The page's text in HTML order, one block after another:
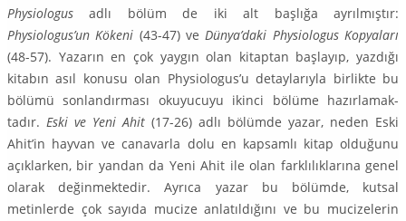
Physiologus adlı bölüm de iki alt başlığa ayrılmıştır:
Physiologus’un Kökeni (43-47) veDünya’daki Physiologus Kopyaları
(48-57). Yazarın en çok yaygın olan kitaptan başlayıp, yazdığı
kitabın asıl konusu olan Physiologus’u detaylarıyla birlikte bu
bölümü sonlandırması okuyucuyu ikinci bölüme hazırlamak­
tadır. Eski ve Yeni Ahit (17-26) adlı bölümde yazar, neden Eski
Ahit’in hayvan ve canavarla dolu en kapsamlı kitap olduğunu
açıklarken, bir yandan da Yeni Ahit ile olan farklılıklarına genel
olarak değinmektedir. Ayrıca yazar bu bölümde, kutsal
metinlerde çok sayıda mucize anlatıldığını ve bu mucizelerin